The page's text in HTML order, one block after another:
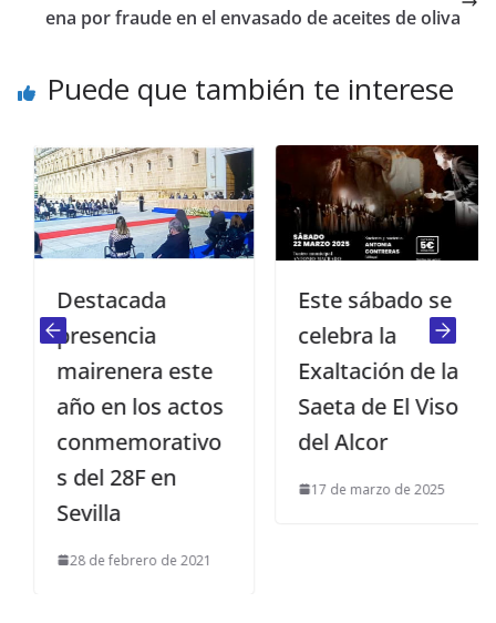
ena por fraude en el envasado de aceites de oliva
Puede que también te interese
Destacada
presencia
mairenera este
año en los actos
conmemorativo
s del 28F en
Sevilla
28 de febrero de 2021
Este sábado se
celebra la
Exaltación de la
Saeta de El Viso
del Alcor
17 de marzo de 2025